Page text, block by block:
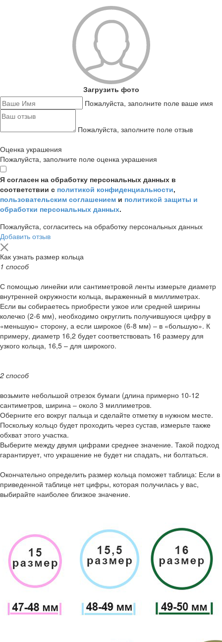
Загрузить фото
Пожалуйста, заполните поле ваше имя
Пожалуйста, заполните поле отзыв
Оценка украшения
Пожалуйста, заполните поле оценка украшения
Я согласен на обработку персональных данных в
соответствии с политикой конфиденциальности,
пользовательским соглашением и политикой защиты и
обработки персональных данных.
Пожалуйста, согласитесь на обработку персональных данных
Добавить отзыв
Как узнать размер кольца
1 способ
С помощью линейки или сантиметровой ленты измерьте диаметр
внутренней окружности кольца, выраженный в миллиметрах.
Если вы собираетесь приобрести узкое или средней ширины
колечко (2-6 мм), необходимо округлить получившуюся цифру в
«меньшую» сторону, а если широкое (6-8 мм) – в «большую». К
примеру, диаметр 16,2 будет соответствовать 16 размеру для
узкого кольца, 16,5 – для широкого.
2 способ
возьмите небольшой отрезок бумаги (длина примерно 10-12
сантиметров, ширина – около 3 миллиметров.
Оберните его вокруг пальца и сделайте отметку в нужном месте.
Поскольку кольцо будет проходить через сустав, измерьте также
обхват этого участка.
Выберите между двумя цифрами среднее значение. Такой подход
гарантирует, что украшение не будет ни спадать, ни болтаться.
Окончательно определить размер кольца поможет таблица: Если в
приведенной таблице нет цифры, которая получилась у вас,
выбирайте наиболее близкое значение.